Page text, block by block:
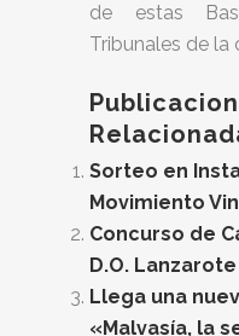
de estas
Tribunales de la
Sorteo en
Movimiento
Concurso de
D.O. Lanzarote
Llega una
«Malvasía, la